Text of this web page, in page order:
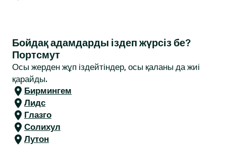
Бойдақ адамдарды іздеп жүрсіз бе?
Портсмут
Осы жерден жұп іздейтіндер, осы қаланы да жиі
қарайды.
Бирмингем
Лидс
Глазго
Солихул
Лутон